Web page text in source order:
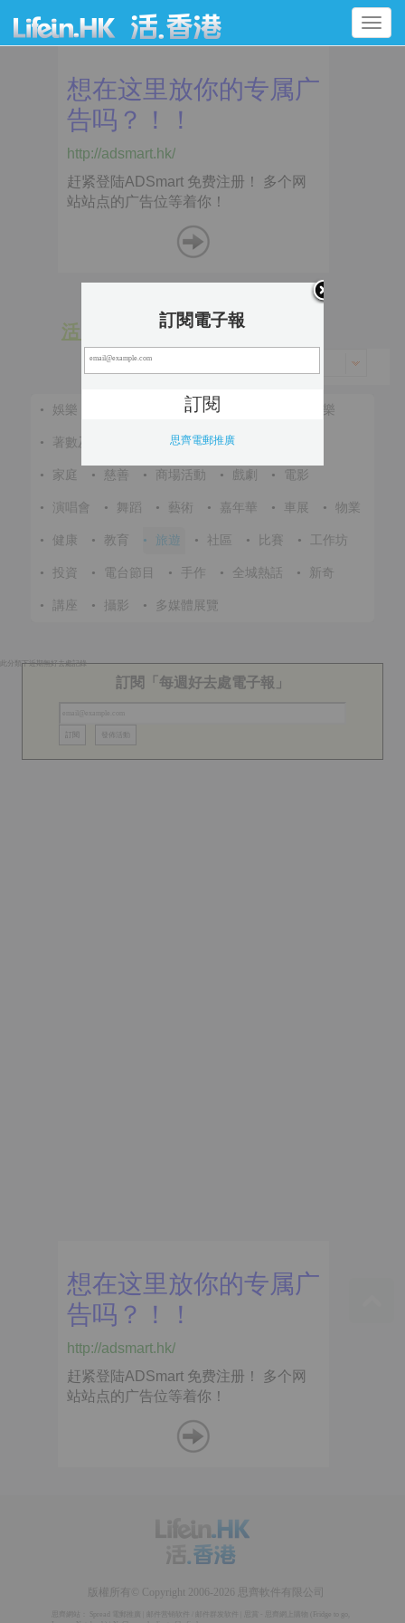
Toggle
navigation
活 動
• 娛樂 • 節慶 音樂
• 著數及優惠 • 體育 •
• 家庭 • 慈善 • 商場活動 • 戲劇 • 電影
• 演唱會 • 舞蹈 • 藝術 • 嘉年華 • 車展 • 物業
• 健康 • 教育 • 旅遊 • 社區 • 比賽 • 工作坊
• 投資 • 電台節目 • 手作 • 全城熱話 • 新奇
• 講座 • 攝影 • 多媒體展覽
此分類下近期無好去處記錄
訂閱「每週好去處電子報」
訂閱電子報
思齊電郵推廣
版權所有© Copyright 2006-2026 思齊軟件有限公司
Spread 電郵推廣